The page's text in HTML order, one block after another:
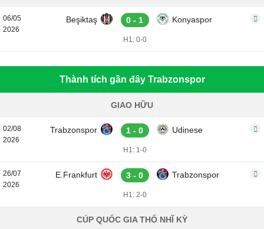
06/05
2026
Beşiktaş 0 - 1 Konyaspor
H1: 0-0
Thành tích gần đây Trabzonspor
GIAO HỮU
02/08
2026
Trabzonspor 1 - 0 Udinese
H1: 1-0
26/07
2026
E.Frankfurt 3 - 0 Trabzonspor
H1: 2-0
CÚP QUỐC GIA THỔ NHĨ KỲ